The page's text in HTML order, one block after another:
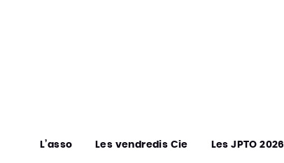
L’asso Les vendredis Cie Les JPTO 2026